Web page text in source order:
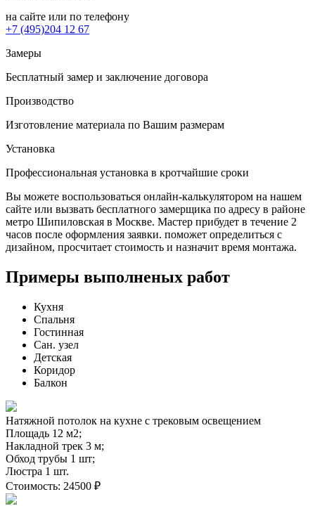
на сайте или по телефону
+7 (495)204 12 67
Замеры
Бесплатный замер и заключение договора
Производство
Изготовление материала по Вашим размерам
Установка
Профессиональная установка в кротчайшие сроки
Вы можете воспользоваться онлайн-калькулятором на нашем
сайте или вызвать бесплатного замерщика по адресу в районе
метро Шипиловская в Москве. Мастер прибудет в течение 2
часов после оформления заявки. поможет определиться с
дизайном, просчитает стоимость и назначит время монтажа.
Примеры выполненых работ
Кухня
Спальня
Гостинная
Сан. узел
Детская
Коридор
Балкон
Натяжной потолок на кухне с трековым освещением
Площадь 12 м2;
Накладной трек 3 м;
Обход трубы 1 шт;
Люстра 1 шт.
Стоимость: 24500 ₽